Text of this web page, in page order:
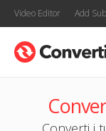
Video Editor Add